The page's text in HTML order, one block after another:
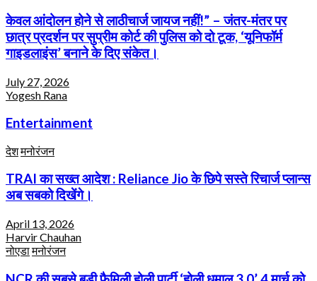
केवल आंदोलन होने से लाठीचार्ज जायज नहीं!” – जंतर-मंतर पर
छात्र प्रदर्शन पर सुप्रीम कोर्ट की पुलिस को दो टूक, ‘यूनिफॉर्म
गाइडलाइंस’ बनाने के दिए संकेत।
July 27, 2026
Yogesh Rana
Entertainment
देशमनोरंजन
TRAI का सख्त आदेश : Reliance Jio के छिपे सस्ते रिचार्ज प्लान्स
अब सबको दिखेंगे।
April 13, 2026
Harvir Chauhan
नोएडामनोरंजन